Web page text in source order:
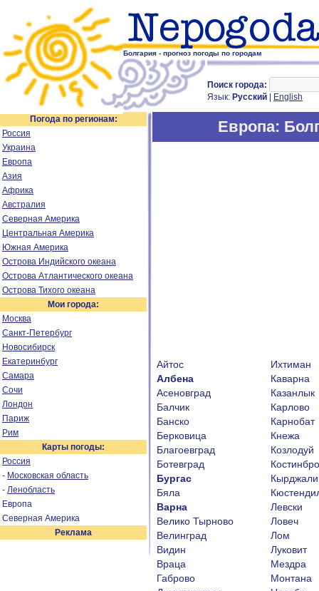
Болгария - прогноз погоды по городам
Поиск города:
Язык: Русский English
Погода по регионам:
Россия
Украина
Европа
Азия
Африка
Австралия
Северная Америка
Центральная Америка
Южная Америка
Острова Индийского океана
Острова Атлантического океана
Острова Тихого океана
Мои города:
Москва
Санкт-Петербург
Новосибирск
Екатеринбург
Самара
Сочи
Лондон
Париж
Рим
Карты погоды:
Россия
- Московская область
- Ленобласть
Европа
Северная Америка
Реклама
Европа:
Айтос
Албена
Асеновград
Балчик
Банско
Берковица
Благоевград
Ботевград
Бургас
Бяла
Варна
Велико Тырново
Велинград
Видин
Враца
Габрово
Ихтиман
Каварна
Казанлык
Карлово
Карнобат
Кнежа
Козлодуй
Кырджали
Левски
Ловеч
Лом
Луковит
Мездра
Монтана